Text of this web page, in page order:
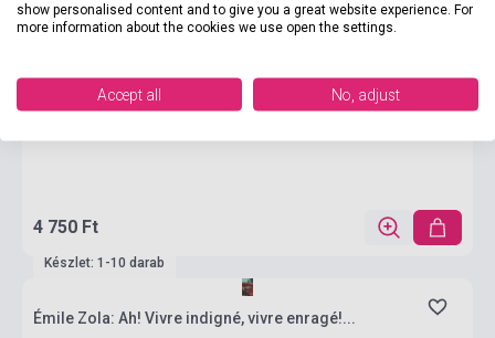
4 750 Ft
Készlet: 1-10 darab
Émile Zola: Ah! Vivre indigné, vivre enragé!...
show personalised content and to give you a great website experience. For
more information about the cookies we use open the settings.
Accept all No, adjust